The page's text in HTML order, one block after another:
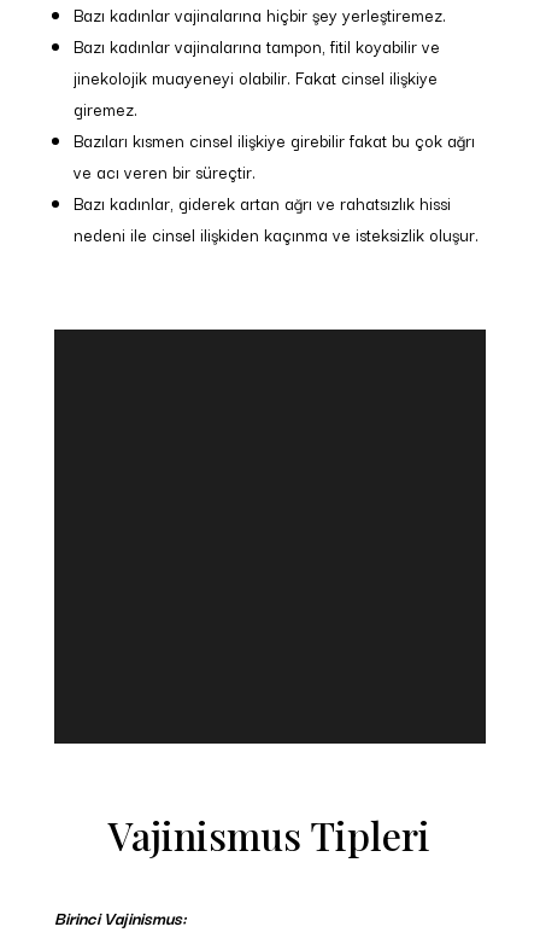
Bazı kadınlar vajinalarına hiçbir şey yerleştiremez.
Bazı kadınlar vajinalarına tampon, fitil koyabilir ve
jinekolojik muayeneyi olabilir. Fakat cinsel ilişkiye
giremez.
Bazıları kısmen cinsel ilişkiye girebilir fakat bu çok ağrı
ve acı veren bir süreçtir.
Bazı kadınlar, giderek artan ağrı ve rahatsızlık hissi
nedeni ile cinsel ilişkiden kaçınma ve isteksizlik oluşur.
Vajinismus Tipleri
Birinci Vajinismus: